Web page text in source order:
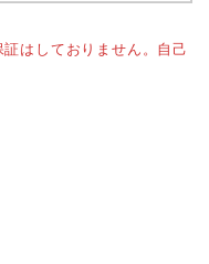
はしておりません。自己